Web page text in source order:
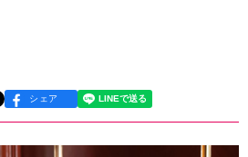
シェア